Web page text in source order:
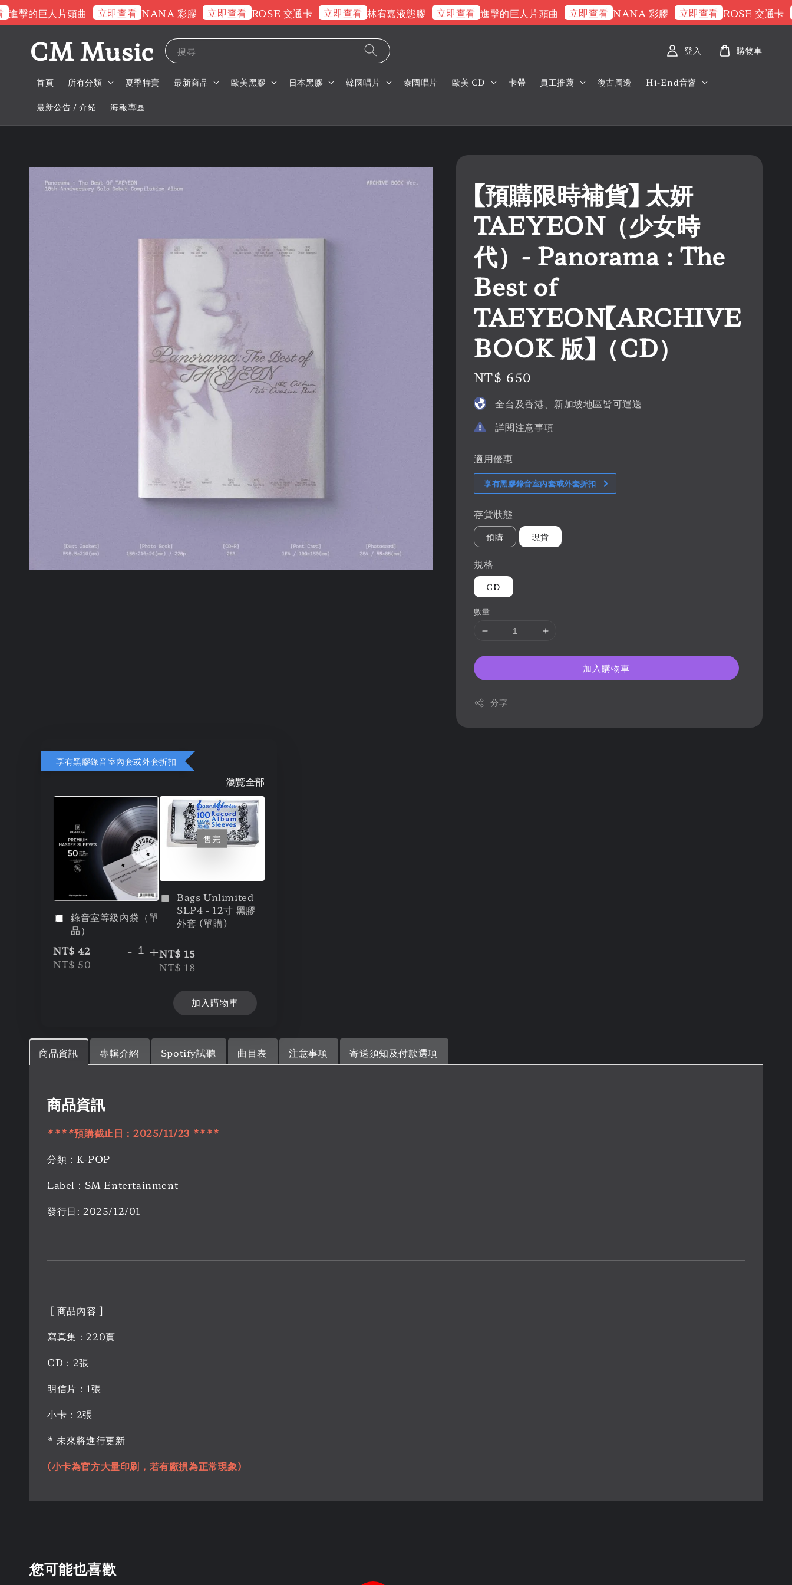
的巨人片頭曲 立即查看 NANA 彩膠 立即查看 ROSE 交通卡 立即查看 林宥嘉液態膠 立即查看 進擊的巨人片頭曲 立即查看 NANA 彩膠 立即查看 ROSE 交通卡 立
CM Music 搜尋
首頁 所有分類 夏季特賣 最新商品 歐美黑膠 日本黑膠 韓國唱片 泰國唱片 歐美 CD 卡帶 員工推薦 復古周邊 Hi-End音響
最新公告 / 介紹 海報專區
登入 購物車
【預購限時補貨】 太妍
TAEYEON（少女時
代）- Panorama : The
Best of
TAEYEON【ARCHIVE
BOOK 版】（CD）
Regular
price
NT$ 650
全台及香港、新加坡地區皆可運送
詳閱注意事項
適用優惠
享有黑膠錄音室內套或外套折扣
存貨狀態
預購 現貨
規格
CD
數量
加入購物車
分享
享有黑膠錄音室內套或外套折扣
瀏覽全部
錄音室等級內袋（單
品）
NT$ 42
NT$ 50
- +
售完
Bags Unlimited
SLP4 - 12寸 黑膠
外套 (單購)
NT$ 15
NT$ 18
加入購物車
商品資訊 專輯介紹 Spotify試聽 曲目表 注意事項 寄送須知及付款選項
商品資訊
****預購截止日：2025/11/23 ****
分類：K-POP
Label：SM Entertainment
發行日: 2025/12/01
[ 商品內容 ]
寫真集：220頁
CD：2張
明信片：1張
小卡：2張
* 未來將進行更新
(小卡為官方大量印刷，若有廠損為正常現象)
您可能也喜歡